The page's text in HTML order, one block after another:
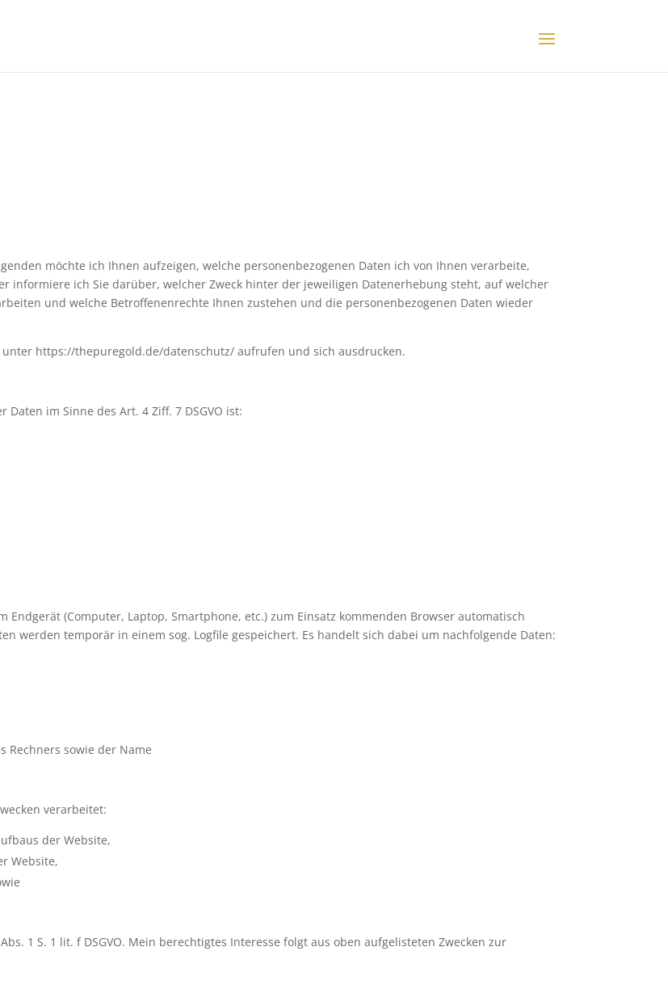
möchte ich Ihnen aufzeigen, welche personenbezogenen Daten ich von Ihnen verarbeite,
informiere ich Sie darüber, welcher Zweck hinter der jeweiligen Datenerhebung steht, auf welcher
und welche Betroffenenrechte Ihnen zustehen und die personenbezogenen Daten wieder
https://thepuregold.de/datenschutz/ aufrufen und sich ausdrucken.
im Sinne des Art. 4 Ziff. 7 DSGVO ist:
(Computer, Laptop, Smartphone, etc.) zum Einsatz kommenden Browser automatisch
werden temporär in einem sog. Logfile gespeichert. Es handelt sich dabei um nachfolgende Daten:
Rechners sowie der Name
verarbeitet:
der Website,
Website,
1 S. 1 lit. f DSGVO. Mein berechtigtes Interesse folgt aus oben aufgelisteten Zwecken zur